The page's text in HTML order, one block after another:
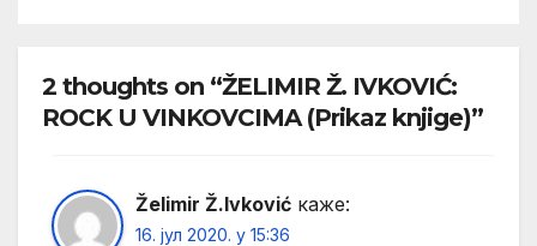
2 thoughts on “ŽELIMIR Ž. IVKOVIĆ:
ROCK U VINKOVCIMA (Prikaz knjige)”
Želimir Ž.Ivković каже:
16. јул 2020. у 15:36